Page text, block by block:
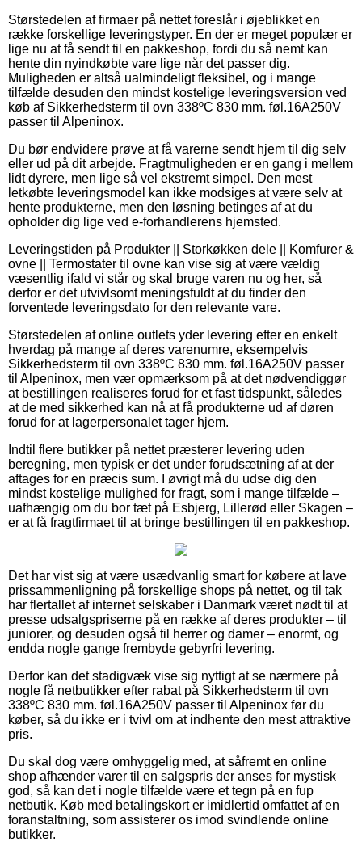
Størstedelen af firmaer på nettet foreslår i øjeblikket en
række forskellige leveringstyper. En der er meget populær er
lige nu at få sendt til en pakkeshop, fordi du så nemt kan
hente din nyindkøbte vare lige når det passer dig.
Muligheden er altså ualmindeligt fleksibel, og i mange
tilfælde desuden den mindst kostelige leveringsversion ved
køb af Sikkerhedsterm til ovn 338ºC 830 mm. føl.16A250V
passer til Alpeninox.
Du bør endvidere prøve at få varerne sendt hjem til dig selv
eller ud på dit arbejde. Fragtmuligheden er en gang i mellem
lidt dyrere, men lige så vel ekstremt simpel. Den mest
letkøbte leveringsmodel kan ikke modsiges at være selv at
hente produkterne, men den løsning betinges af at du
opholder dig lige ved e-forhandlerens hjemsted.
Leveringstiden på Produkter || Storkøkken dele || Komfurer &
ovne || Termostater til ovne kan vise sig at være vældig
væsentlig ifald vi står og skal bruge varen nu og her, så
derfor er det utvivlsomt meningsfuldt at du finder den
forventede leveringsdato for den relevante vare.
Størstedelen af online outlets yder levering efter en enkelt
hverdag på mange af deres varenumre, eksempelvis
Sikkerhedsterm til ovn 338ºC 830 mm. føl.16A250V passer
til Alpeninox, men vær opmærksom på at det nødvendiggør
at bestillingen realiseres forud for et fast tidspunkt, således
at de med sikkerhed kan nå at få produkterne ud af døren
forud for at lagerpersonalet tager hjem.
Indtil flere butikker på nettet præsterer levering uden
beregning, men typisk er det under forudsætning af at der
aftages for en præcis sum. I øvrigt må du udse dig den
mindst kostelige mulighed for fragt, som i mange tilfælde –
uafhængig om du bor tæt på Esbjerg, Lillerød eller Skagen –
er at få fragtfirmaet til at bringe bestillingen til en pakkeshop.
Det har vist sig at være usædvanlig smart for købere at lave
prissammenligning på forskellige shops på nettet, og til tak
har flertallet af internet selskaber i Danmark været nødt til at
presse udsalgspriserne på en række af deres produkter – til
juniorer, og desuden også til herrer og damer – enormt, og
endda nogle gange frembyde gebyrfri levering.
Derfor kan det stadigvæk vise sig nyttigt at se nærmere på
nogle få netbutikker efter rabat på Sikkerhedsterm til ovn
338ºC 830 mm. føl.16A250V passer til Alpeninox før du
køber, så du ikke er i tvivl om at indhente den mest attraktive
pris.
Du skal dog være omhyggelig med, at såfremt en online
shop afhænder varer til en salgspris der anses for mystisk
god, så kan det i nogle tilfælde være et tegn på en fup
netbutik. Køb med betalingskort er imidlertid omfattet af en
foranstaltning, som assisterer os imod svindlende online
butikker.